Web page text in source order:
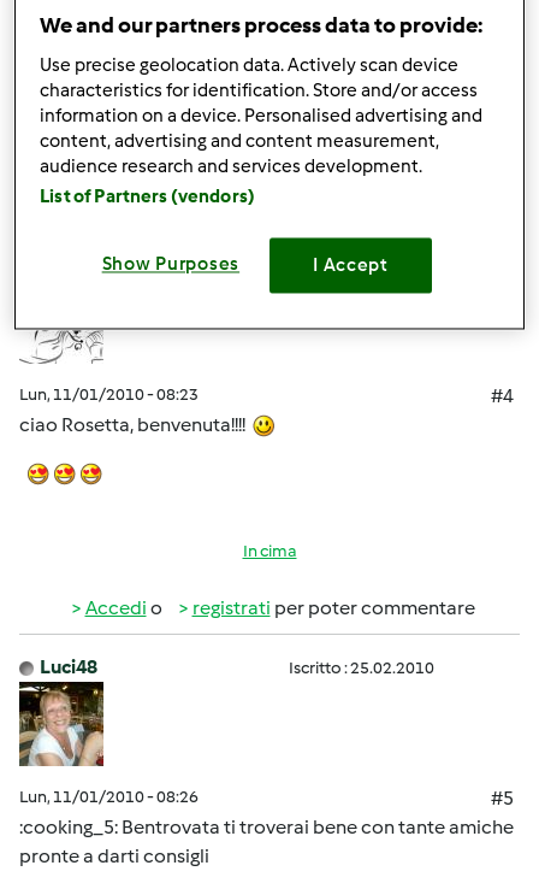
vita a presto
buonanotte
In cima
Accedio registrati
Iscritto : 05.12.2008
Lun, 11/01/2010 - 08:23
#4
ciao Rosetta, benvenuta!!!!
In cima
Accedi o registrati per poter commentare
Luci48 Iscritto : 25.02.2010
Lun, 11/01/2010 - 08:26
#5
:cooking_5: Bentrovata ti troverai bene con tante amiche
pronte a darti consigli
We and our partners process data to provide:
Use precise geolocation data. Actively scan device
characteristics for identification. Store and/or access
information on a device. Personalised advertising and
content, advertising and content measurement,
audience research and services development.
List of Partners (vendors)
Show Purposes I Accept